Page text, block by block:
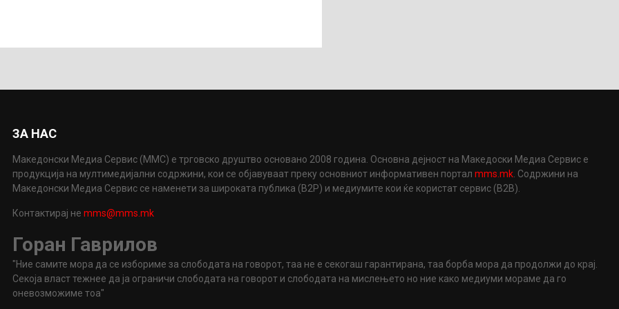
ЗА НАС
Македонски Медиа Сервис (ММС) е трговско друштво основано 2008 година. Основна дејност на Македоски Медиа Сервис е
продукција на мултимедијални содржини, кои се објавуваат преку основниот информативен порталmms.mk. Содржини на
Македонски Медиа Сервис се наменети за широката публика (B2P) и медиумите кои ќе користат сервис (B2B).
Контактирај неmms@mms.mk
Горан Гаврилов
"Ние самите мора да се избориме за слободата на говорот, таа не е секогаш гарантирана, таа борба мора да продолжи до крај.
Секоја власт тежнее да ја ограничи слободата на говорот и слободата на мислењето но ние како медиуми мораме да го
оневозможиме тоа"